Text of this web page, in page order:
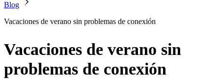
Blog
Vacaciones de verano sin problemas de conexión
Vacaciones de verano sin
problemas de conexión